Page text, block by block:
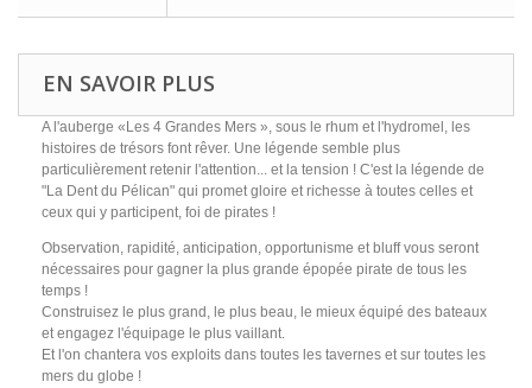
EN SAVOIR PLUS
A l'auberge «Les 4 Grandes Mers », sous le rhum et l'hydromel, les
histoires de trésors font rêver. Une légende semble plus
particulièrement retenir l'attention... et la tension ! C'est la légende de
"La Dent du Pélican" qui promet gloire et richesse à toutes celles et
ceux qui y participent, foi de pirates !
Observation, rapidité, anticipation, opportunisme et bluff vous seront
nécessaires pour gagner la plus grande épopée pirate de tous les
temps !
Construisez le plus grand, le plus beau, le mieux équipé des bateaux
et engagez l'équipage le plus vaillant.
Et l'on chantera vos exploits dans toutes les tavernes et sur toutes les
mers du globe !